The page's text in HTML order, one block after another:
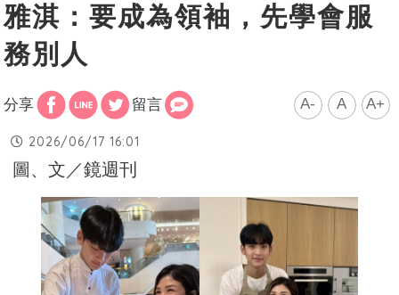
雅淇：要成為領袖，先學會服
務別人
分享 留言 A- A A+
2026/06/17 16:01
圖、文／鏡週刊